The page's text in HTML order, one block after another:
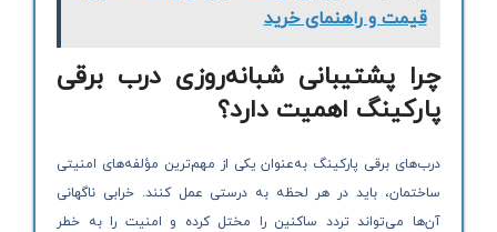
قیمت و راهنمای خرید
چرا پشتیبانی شبانه‌روزی درب برقی
پارکینگ اهمیت دارد؟
درب‌های برقی پارکینگ به‌عنوان یکی از مهم‌ترین مؤلفه‌های امنیتی
ساختمان، باید در هر لحظه به درستی عمل کنند. خرابی ناگهانی
آن‌ها می‌تواند تردد ساکنین را مختل کرده و امنیت را به خطر